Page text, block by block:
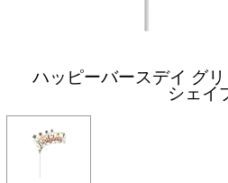
ハッピーバースデイ グ
シェイ